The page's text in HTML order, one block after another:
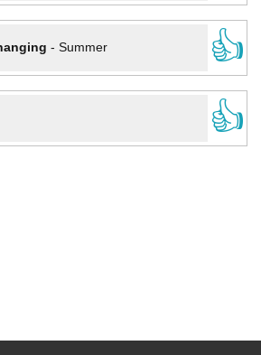
- Summer
👍
👍